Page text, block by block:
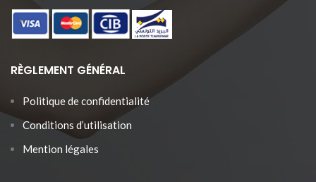
RÈGLEMENT GÉNÉRAL
Politique de confidentialité
Conditions d’utilisation
Mention légales